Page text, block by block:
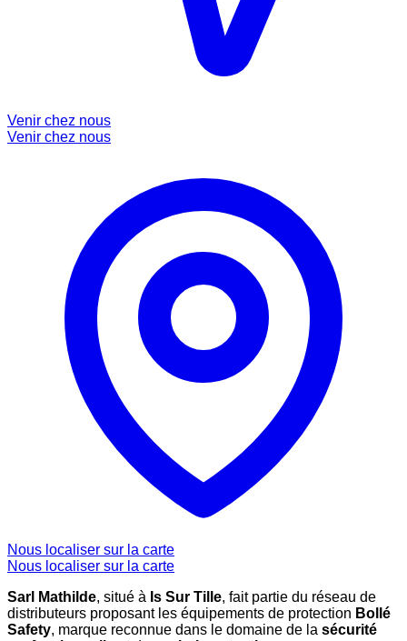
Venir chez nous
Venir chez nous
Nous localiser sur la carte
Nous localiser sur la carte
Sarl Mathilde, situé à Is Sur Tille, fait partie du réseau de
distributeurs proposant les équipements de protection Bollé
Safety, marque reconnue dans le domaine de la sécurité